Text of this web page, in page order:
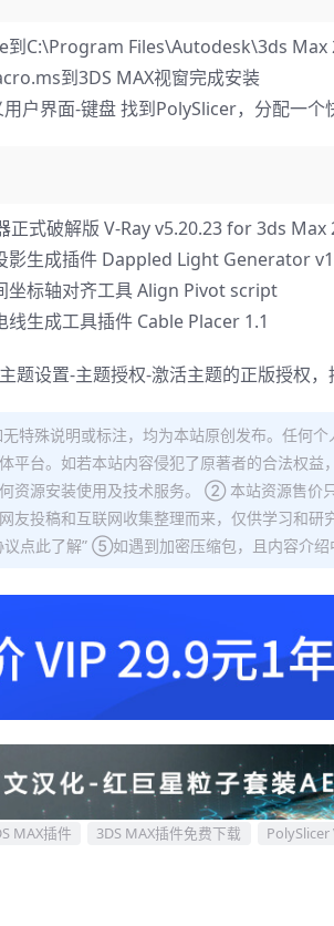
到C:\Program Files\Autodesk\3ds
到3DS MAX视窗完成安装
户界面-键盘 找到PolySlicer，分配一个
正式破解版 V-Ray v5.20.23 for 3ds Max
影生成插件 Dappled Light Generator
坐标轴对齐工具 Align Pivot script
线生成工具插件 Cable Placer 1.1
题设置-主题授权-激活主题的正版授权，
特殊说明或标注，均为本站原创发布。任何
平台。如若本站内容侵犯了原著者的合法权
资源安装使用及技术服务。 ② 本站资源售
友投稿和互联网收集整理而来，仅供学习和
议点此了解” ⑤如遇到加密压缩包，且内容介
MAX插件 3DS MAX插件免费下载 PolySlicer